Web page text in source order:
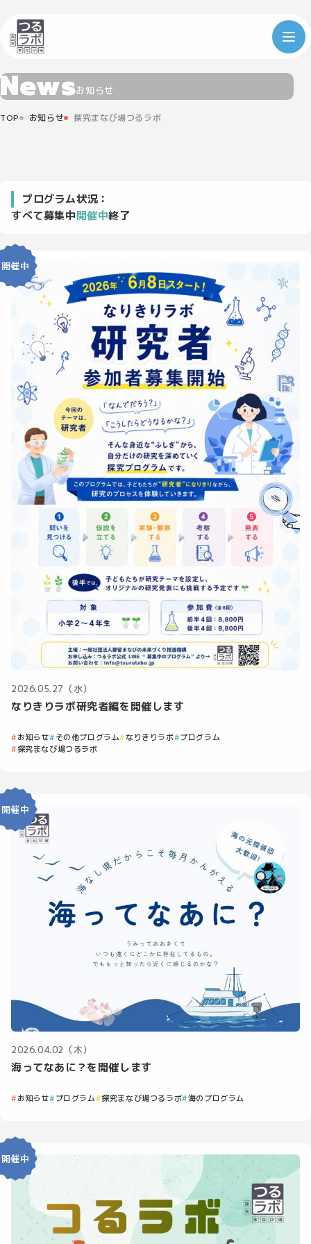
Newsお知らせ
TOP お知らせ 探究まなび場つるラボ
プログラム状況：
すべて募集中開催中終了
開催中
2026.05.27（水）
なりきりラボ研究者編を開催します
お知らせ その他プログラム なりきりラボ
プログラム
探究まなび場つるラボ
開催中
2026.04.02（木）
海ってなあに？を開催します
お知らせ プログラム 探究まなび場つるラボ 海のプログラム
開催中